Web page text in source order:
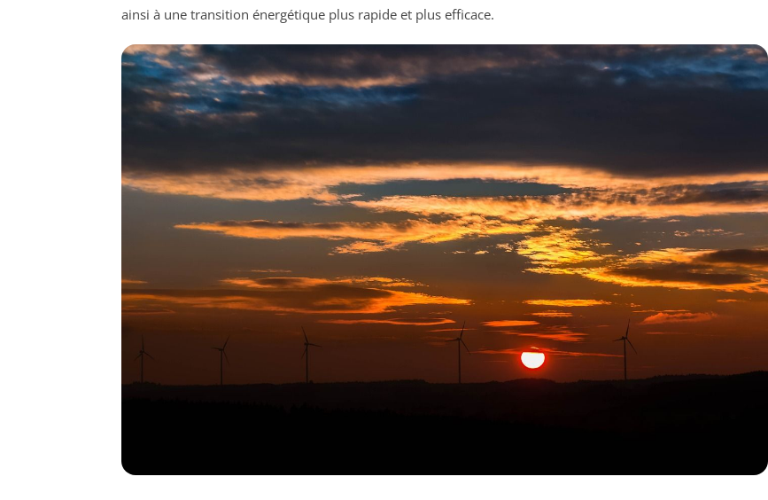
ainsi à une transition énergétique plus rapide et plus efficace.